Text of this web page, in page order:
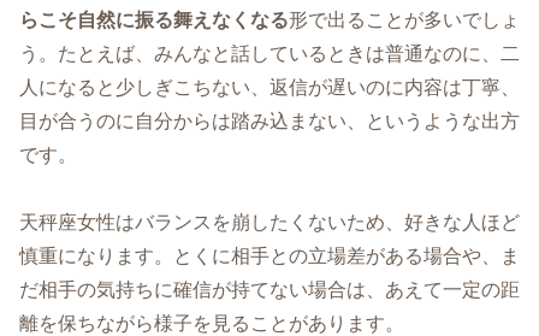
らこそ自然に振る舞えなくなる形で出ることが多いでしょ
う。たとえば、みんなと話しているときは普通なのに、二
人になると少しぎこちない、返信が遅いのに内容は丁寧、
目が合うのに自分からは踏み込まない、というような出方
です。
天秤座女性はバランスを崩したくないため、好きな人ほど
慎重になります。とくに相手との立場差がある場合や、ま
だ相手の気持ちに確信が持てない場合は、あえて一定の距
離を保ちながら様子を見ることがあります。